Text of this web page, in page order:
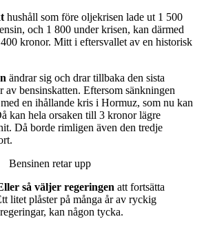
hushåll som före oljekrisen lade ut 1 500
och 1 800 under krisen, kan därmed
kronor. Mitt i eftersvallet av en historisk
ändrar sig och drar tillbaka den sista
av bensinskatten. Eftersom sänkningen
en ihållande kris i Hormuz, som nu kan
kan hela orsaken till 3 kronor lägre
Då borde rimligen även den tredje
Bensinen retar upp
så väljer regeringen att fortsätta
litet plåster på många år av ryckig
kan någon tycka.